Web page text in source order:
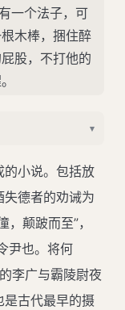
一个法子，可
木棒，捆住醉
股，不打他的
▾
的小说。包括放
德者的劝诫为
颠跛而至”，
尹也。将何
李广与霸陵尉夜
是古代最早的摄